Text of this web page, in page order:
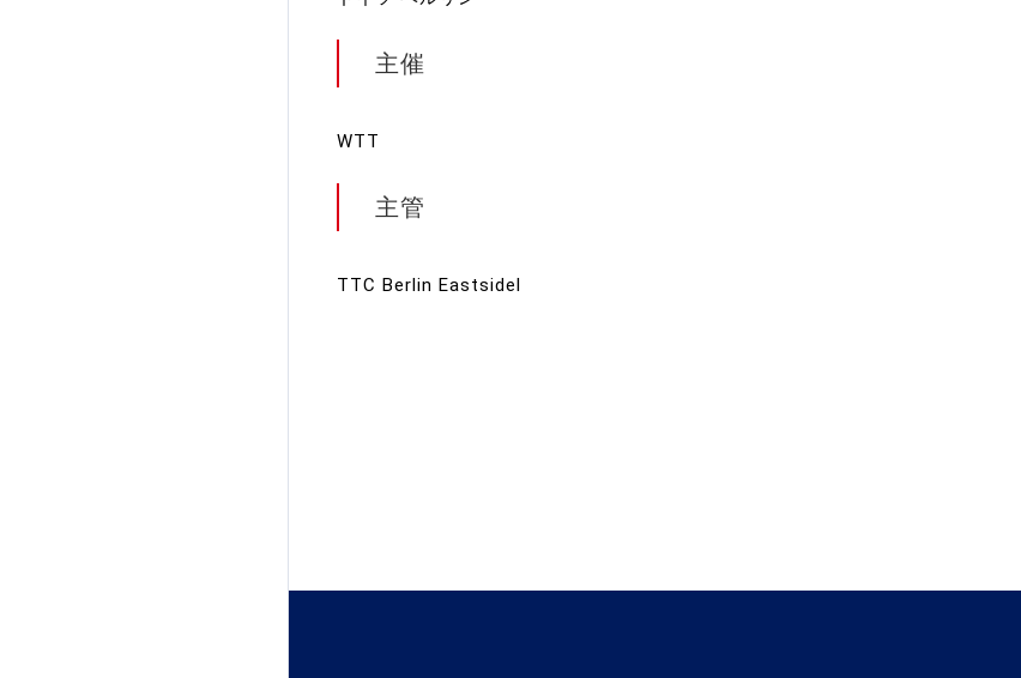
主催
WTT
主管
TTC Berlin Eastsidel